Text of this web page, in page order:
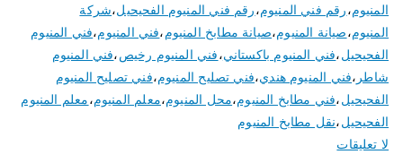
المنيوم،رقم فني المنيوم،رقم فني المنيوم الفحيحيل،شركة
المنيوم،صيانة المنيوم،صيانة مطابخ المنيوم،فني المنيوم،فني المنيوم
الفحيحيل،فني المنيوم باكستاني،فني المنيوم رخيص،فني المنيوم
شاطر ،فني المنيوم هندي،فني تصليح المنيوم،فني تصليح المنيوم
الفحيحيل،فني مطابخ المنيوم،محل المنيوم،معلم المنيوم،معلم المنيوم
الفحيحيل،نقل مطابخ المنيوم
لا تعليقات